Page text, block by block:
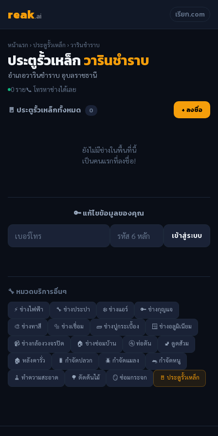
reak.ai เรียก.com
หน้าแรก ›ประตูรั้วเหล็ก › วารินชำราบ
ประตูรั้วเหล็กวารินชำราบ
อำเภอวารินชำราบ อุบลราชธานี
0 ราย📞 โทรหาช่างได้เลย
🚪 ประตูรั้วเหล็กทั้งหมด 0 + ลงชื่อ
ยังไม่มีช่างในพื้นที่นี้
เป็นคนแรกที่ลงชื่อ!
🔑 แก้ไขข้อมูลของคุณ
เข้าสู่ระบบ
🔧 หมวดบริการอื่นๆ
⚡ ช่างไฟฟ้า 🔧 ช่างประปา ❄️ ช่างแอร์ 🔑 ช่างกุญแจ
🎨 ช่างทาสี 🔩 ช่างเชื่อม 🧱 ช่างปูกระเบื้อง 🪟 ช่างอลูมิเนียม
📹 ช่างกล้องวงจรปิด 🏠 ช่างซ่อมบ้าน 🚰 ท่อตัน 🚽 ดูดส้วม
🏚️ หลังคารั่ว 🐛 กำจัดปลวก 🪲 กำจัดแมลง 🐀 กำจัดหนู
🧹 ทำความสะอาด 🌳 ตัดต้นไม้ 🪞 ซ่อมกระจก 🚪 ประตูรั้วเหล็ก